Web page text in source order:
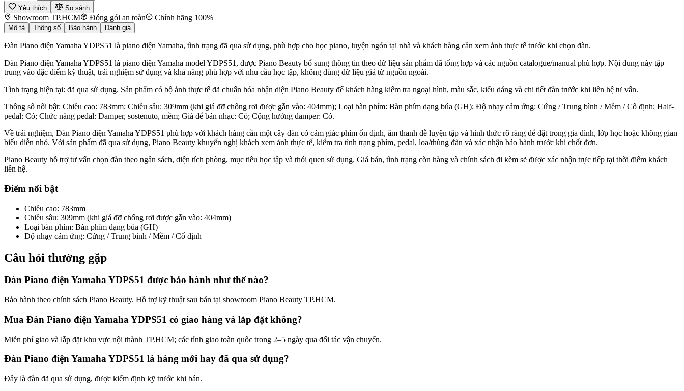
Yêu thích So sánh
Showroom TP.HCM Đóng gói an toàn Chính hãng 100%
Mô tả Thông số Bảo hành Đánh giá
Đàn Piano điện Yamaha YDPS51 là piano điện Yamaha, tình trạng đã qua sử dụng, phù hợp cho học piano, luyện ngón tại nhà và khách hàng cần xem ảnh thực tế trước khi chọn đàn.
Đàn Piano điện Yamaha YDPS51 là piano điện Yamaha model YDPS51, được Piano Beauty bổ sung thông tin theo dữ liệu sản phẩm đã tổng hợp và các nguồn catalogue/manual phù hợp. Nội dung này tập
trung vào đặc điểm kỹ thuật, trải nghiệm sử dụng và khả năng phù hợp với nhu cầu học tập, không dùng dữ liệu giá từ nguồn ngoài.
Tình trạng hiện tại: đã qua sử dụng. Sản phẩm có bộ ảnh thực tế đã chuẩn hóa nhận diện Piano Beauty để khách hàng kiểm tra ngoại hình, màu sắc, kiểu dáng và chi tiết đàn trước khi liên hệ tư vấn.
Thông số nổi bật: Chiều cao: 783mm; Chiều sâu: 309mm (khi giá đỡ chống rơi được gắn vào: 404mm); Loại bàn phím: Bàn phím dạng búa (GH); Độ nhạy cảm ứng: Cứng / Trung bình / Mềm / Cố định; Half-
pedal: Có; Chức năng pedal: Damper, sostenuto, mềm; Giá để bản nhạc: Có; Cộng hưởng damper: Có.
Về trải nghiệm, Đàn Piano điện Yamaha YDPS51 phù hợp với khách hàng cần một cây đàn có cảm giác phím ổn định, âm thanh dễ luyện tập và hình thức rõ ràng để đặt trong gia đình, lớp học hoặc không gian
biểu diễn nhỏ. Với sản phẩm đã qua sử dụng, Piano Beauty khuyến nghị khách xem ảnh thực tế, kiểm tra tình trạng phím, pedal, loa/thùng đàn và xác nhận bảo hành trước khi chốt đơn.
Piano Beauty hỗ trợ tư vấn chọn đàn theo ngân sách, diện tích phòng, mục tiêu học tập và thói quen sử dụng. Giá bán, tình trạng còn hàng và chính sách đi kèm sẽ được xác nhận trực tiếp tại thời điểm khách
liên hệ.
Điểm nổi bật
Chiều cao: 783mm
Chiều sâu: 309mm (khi giá đỡ chống rơi được gắn vào: 404mm)
Loại bàn phím: Bàn phím dạng búa (GH)
Độ nhạy cảm ứng: Cứng / Trung bình / Mềm / Cố định
Câu hỏi thường gặp
Đàn Piano điện Yamaha YDPS51 được bảo hành như thế nào?
Bảo hành theo chính sách Piano Beauty. Hỗ trợ kỹ thuật sau bán tại showroom Piano Beauty TP.HCM.
Mua Đàn Piano điện Yamaha YDPS51 có giao hàng và lắp đặt không?
Miễn phí giao và lắp đặt khu vực nội thành TP.HCM; các tỉnh giao toàn quốc trong 2–5 ngày qua đối tác vận chuyển.
Đàn Piano điện Yamaha YDPS51 là hàng mới hay đã qua sử dụng?
Đây là đàn đã qua sử dụng, được kiểm định kỹ trước khi bán.